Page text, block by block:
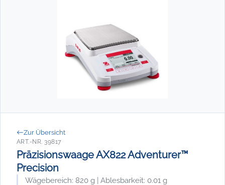
Zur Übersicht
ART.-NR. 39817
Präzisionswaage AX822 Adventurer™
Precision
Wägebereich: 820 g | Ablesbarkeit: 0.01 g